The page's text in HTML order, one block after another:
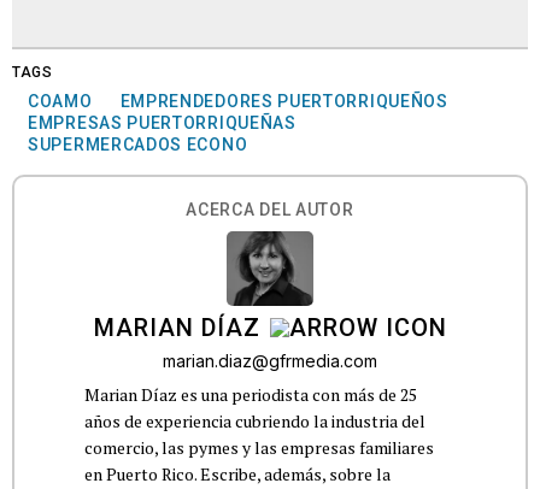
TAGS
COAMO
EMPRENDEDORES PUERTORRIQUEÑOS
EMPRESAS PUERTORRIQUEÑAS
SUPERMERCADOS ECONO
ACERCA DEL AUTOR
MARIAN DÍAZ
marian.diaz@gfrmedia.com
Marian Díaz es una periodista con más de 25
años de experiencia cubriendo la industria del
comercio, las pymes y las empresas familiares
en Puerto Rico. Escribe, además, sobre la